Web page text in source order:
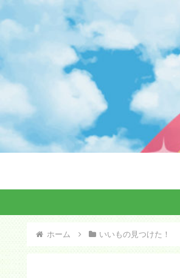
ホーム いいもの見つけた！